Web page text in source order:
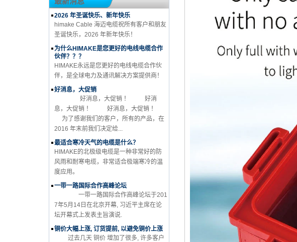
2026 年圣诞快乐、新年快乐
himake Cable 海迈电缆祝所有客户和朋友
圣诞快乐，2026 年新年快乐！
为什么HIMAKE是您更好的电线电缆合作
伙伴？？？
HIMAKE永远是您更好的电线电缆合作伙
伴，是全球电力及通讯解决方案提供商！
好消息，大促销
好消息，大促销 ！ 好消
息，大促销 ！ 好消息，大促销 ！
为了感谢我们的客户，所有的产品，在
2016 年末前我们决定给...
最适合寒冷天气的电缆是什么？
HIMAKE的北极级电缆是一种非常好的防
风雨和耐寒电缆，非常适合极端寒冷的温
度应用。
一带一路国际合作高峰论坛
一带一路国际合作高峰论坛于201
7年5月14日在北京开幕, 习近平主席在论
坛开幕式上发表主旨演说.
铜价大幅上涨, 订货提前, 以避免铜价上涨
过去几天 铜价 增加了很多, 许多客户